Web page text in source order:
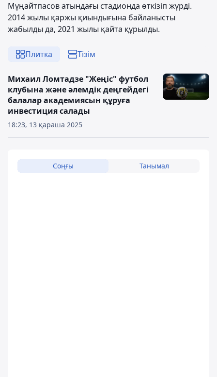
Мұңайтпасов атындағы стадионда өткізіп жүрді.
2014 жылы қаржы қиындығына байланысты
жабылды да, 2021 жылы қайта құрылды.
Плитка Тізім
18:23, 13 қараша 2025
Михаил Ломтадзе "Жеңіс" футбол
клубына және әлемдік деңгейдегі
балалар академиясын құруға
инвестиция салады
Соңғы Танымал